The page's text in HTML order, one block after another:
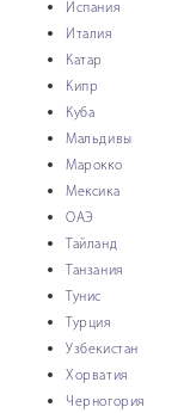
Испания
Италия
Катар
Кипр
Куба
Мальдивы
Марокко
Мексика
ОАЭ
Тайланд
Танзания
Тунис
Турция
Узбекистан
Хорватия
Черногория